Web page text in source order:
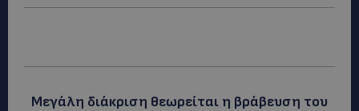
Μεγάλη διάκριση θεωρείται η βράβευση του